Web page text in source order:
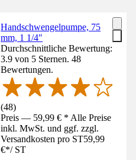
Handschwengelpumpe, 75
mm, 1 1/4"
Durchschnittliche Bewertung:
3.9 von 5 Sternen. 48
Bewertungen.
(48)
Preis — 59,99 € * Alle Preise
inkl. MwSt. und ggf. zzgl.
Versandkosten pro ST59,99
€*/ ST